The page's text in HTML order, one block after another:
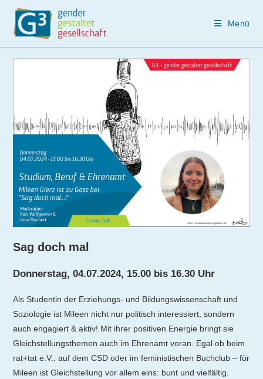
Menü
Sag doch mal
Donnerstag, 04.07.2024, 15.00 bis 16.30 Uhr
Als Studentin der Erziehungs- und Bildungswissenschaft und
Soziologie ist Mileen nicht nur politisch interessiert, sondern
auch engagiert & aktiv! Mit ihrer positiven Energie bringt sie
Gleichstellungsthemen auch im Ehrenamt voran. Egal ob beim
rat+tat e.V., auf dem CSD oder im feministischen Buchclub – für
Mileen ist Gleichstellung vor allem eins: bunt und vielfältig.